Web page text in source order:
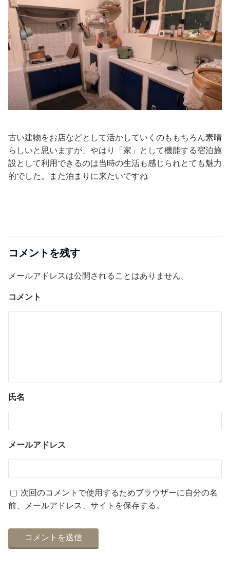
古い建物をお店などとして活かしていくのももちろん素晴
らしいと思いますが、やはり「家」として機能する宿泊施
設として利用できるのは当時の生活も感じられとても魅力
的でした。また泊まりに来たいですね
コメントを残す
メールアドレスは公開されることはありません。
コメント
氏名
メールアドレス
次回のコメントで使用するためブラウザーに自分の名
前、メールアドレス、サイトを保存する。